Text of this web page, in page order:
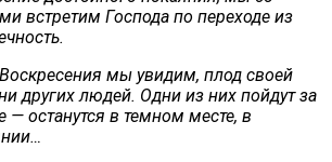
встретим Господа по переходе из
мы увидим, плод своей
других людей. Одни из них пойдут за
— останутся в темном месте, в